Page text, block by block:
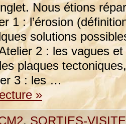
Nous étions
1 : l’érosion
solutions
2 : les vagues
plaques
3 : les …
»
, SORTIES-